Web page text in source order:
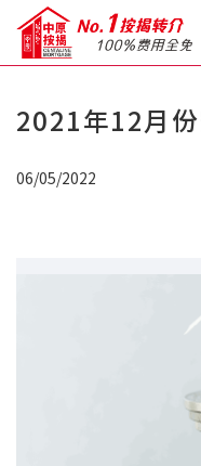
关于我们
2021年12月
06/05/2022